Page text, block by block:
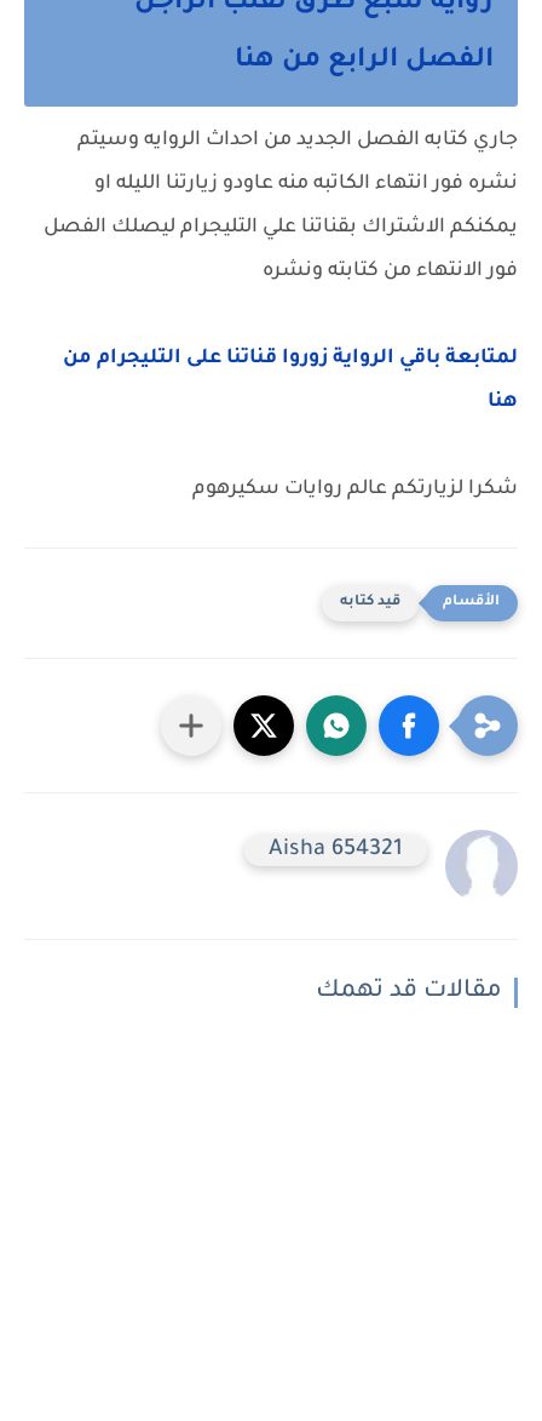
الفصل الرابع من هنا
جاري كتابه الفصل الجديد من احداث الروايه وسيتم
نشره فور انتهاء الكاتبه منه عاودو زيارتنا الليله او
يمكنكم الاشتراك بقناتنا علي التليجرام ليصلك الفصل
فور الانتهاء من كتابته ونشره
لمتابعة باقي الرواية زوروا قناتنا على التليجرام من
هنا
شكرا لزيارتكم عالم روايات سكيرهوم
قيد كتابه
Aisha 654321
مقالات قد تهمك